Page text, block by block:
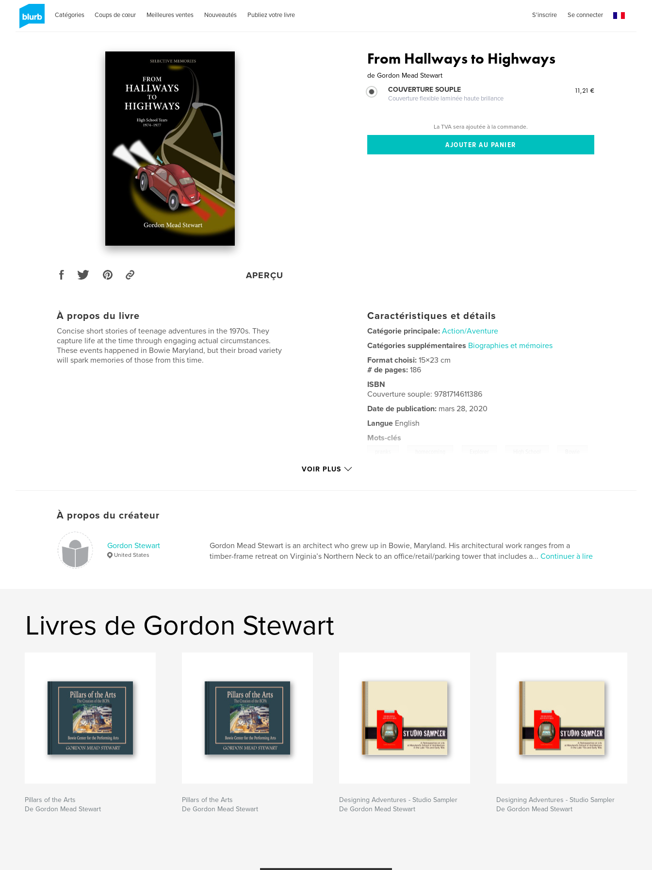
Catégories Coups de cœur Meilleures ventes Nouveautés Publiez votre livre S'inscrire Se connecter
APERÇU
From Hallways to Highways
de Gordon Mead Stewart
COUVERTURE SOUPLE
Couverture flexible laminée haute brillance
11,21 €
La TVA sera ajoutée à la commande.
À propos du livre
Concise short stories of teenage adventures in the 1970s. They
capture life at the time through engaging actual circumstances.
These events happened in Bowie Maryland, but their broad variety
will spark memories of those from this time.
Caractéristiques et détails
Catégorie principale: Action/Aventure
Catégories supplémentaires Biographies et mémoires
Format choisi:15×23 cm
# de pages:186
ISBN
Couverture souple: 9781714611386
Date de publication: mars 28, 2020
Langue English
Mots-clés
VOIR PLUS
À propos du créateur
Gordon Stewart
United States
Gordon Mead Stewart is an architect who grew up in Bowie, Maryland. His architectural work ranges from a
timber-frame retreat on Virginia’s Northern Neck to an office/retail/parking tower that includes a... Continuer à lire
Livres de Gordon Stewart
Pillars of the Arts
De Gordon Mead Stewart
Pillars of the Arts
De Gordon Mead Stewart
Designing Adventures - Studio Sampler
De Gordon Mead Stewart
Designing Adventures - Studio Sampler
De Gordon Mead Stewart